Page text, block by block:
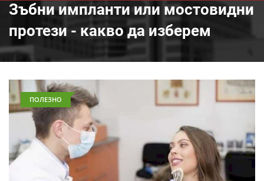
Зъбни импланти или мостовидни
протези - какво да изберем
ПОЛЕЗНО